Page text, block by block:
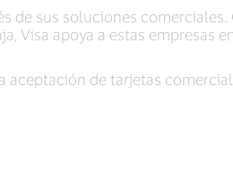
de sus soluciones
Visa apoya a estas empresas
aceptación de tarjetas